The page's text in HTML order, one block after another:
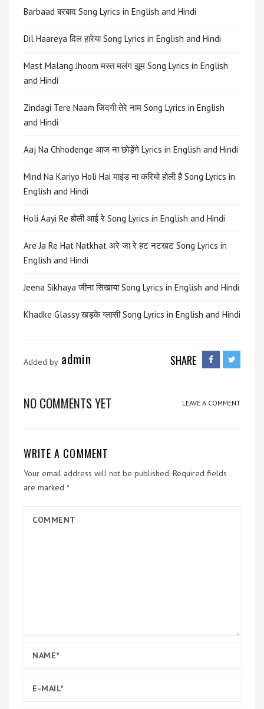
Barbaad बरबाद Song Lyrics in English and Hindi
Dil Haareya दिल हारेया Song Lyrics in English and Hindi
Mast Malang Jhoom मस्त मलंग झूम Song Lyrics in English
and Hindi
Zindagi Tere Naam जिंदगी तेरे नाम Song Lyrics in English
and Hindi
Aaj Na Chhodenge आज ना छोड़ेंगे Lyrics in English and Hindi
Mind Na Kariyo Holi Hai माइंड ना करियो होली है Song Lyrics in
English and Hindi
Holi Aayi Re होली आई रे Song Lyrics in English and Hindi
Are Ja Re Hat Natkhat अरे जा रे हट नटखट Song Lyrics in
English and Hindi
Jeena Sikhaya जीना सिखाया Song Lyrics in English and Hindi
Khadke Glassy खड़के ग्लासी Song Lyrics in English and Hindi
Added by admin SHARE
NO COMMENTS YET LEAVE A COMMENT
WRITE A COMMENT
Your email address will not be published. Required fields
are marked *